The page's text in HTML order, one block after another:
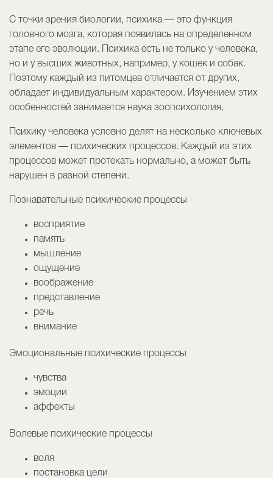
С точки зрения биологии, психика — это функция
головного мозга, которая появилась на определенном
этапе его эволюции. Психика есть не только у человека,
но и у высших животных, например, у кошек и собак.
Поэтому каждый из питомцев отличается от других,
обладает индивидуальным характером. Изучением этих
особенностей занимается наука зоопсихология.
Психику человека условно делят на несколько ключевых
элементов — психических процессов. Каждый из этих
процессов может протекать нормально, а может быть
нарушен в разной степени.
Познавательные психические процессы
восприятие
память
мышление
ощущение
воображение
представление
речь
внимание
Эмоциональные психические процессы
чувства
эмоции
аффекты
Волевые психические процессы
воля
постановка цели